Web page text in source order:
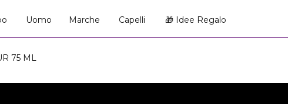
Uomo Marche Capelli 🎁 Idee Regalo
75 ML